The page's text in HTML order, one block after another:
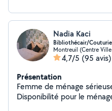
Nadia Kaci
Bibliothécair/
Montreuil (Centre
4,7/5 (95 avis)
Présentation
Femme de ménage
Disponibilité pour le